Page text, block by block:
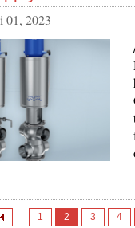
01, 2023
1 2 3 4